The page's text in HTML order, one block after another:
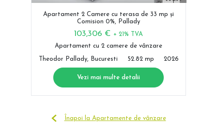
Apartament 2 Camere cu terasa de 33 mp și
Comision 0%, Pallady
103,306 € + 21% TVA
Apartament cu 2 camere de vânzare
Theodor Pallady, Bucuresti 52.82 mp 2026
Vezi mai multe detalii
Înapoi la Apartamente de vânzare